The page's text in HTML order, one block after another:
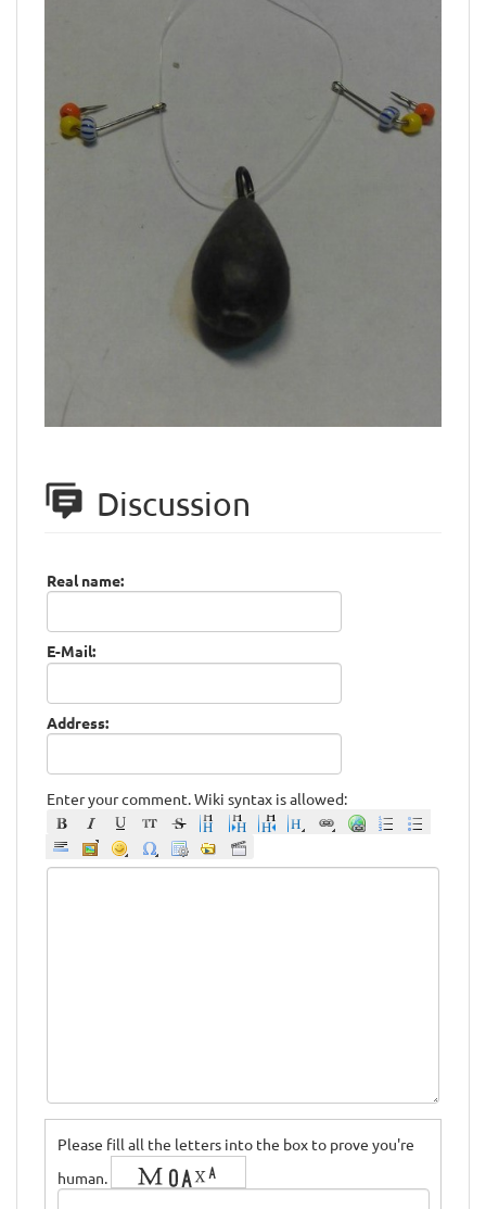
Discussion
Real name:
E-Mail:
Address:
Enter your comment. Wiki syntax is allowed:
Please fill all the letters into the box to prove you're
human.